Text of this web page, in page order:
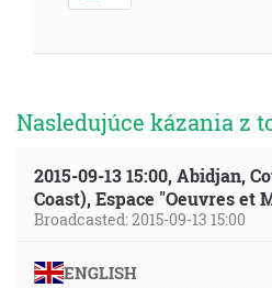
Nasledujúce kázania z
2015-09-13 15:00, Abidjan,
Coast), Espace "Oeuvres et
Broadcasted: 2015-09-13 15:00
ENGLISH